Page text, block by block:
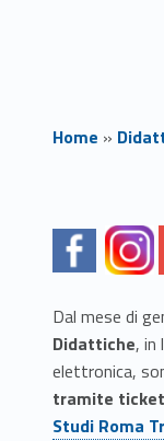
Home »
Link identifier #identifier__42840-1 Link identifier #identifier__105561-2 Link
Dal mese di
Didattiche, in
elettronica,
tramite ticket
Studi Roma